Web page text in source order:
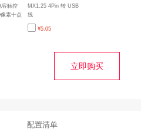
容触控
素十点
钢化
口显示
MX1.25 4Pin 转 USB
线
¥5.05
立即购买
配置清单